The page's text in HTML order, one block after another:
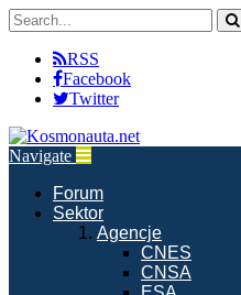
RSS
Facebook
Twitter
Navigate
Forum
Sektor
Agencje
CNES
CNSA